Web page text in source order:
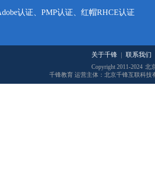
认证、PMP认证、红帽RHCE认证
关于千锋 | 联系我们
Copyright 2011-2024 北
千锋教育 运营主体：北京千锋互联科